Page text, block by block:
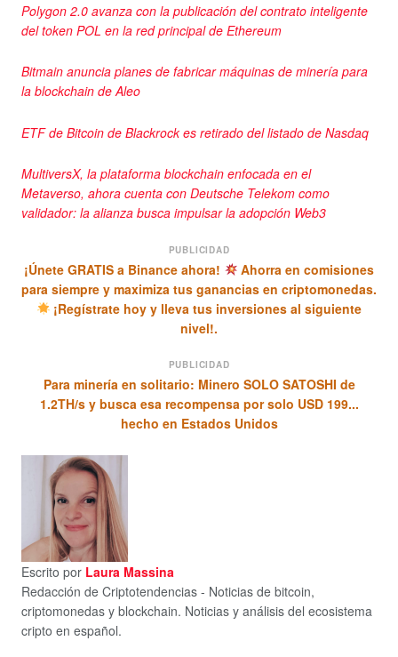
Polygon 2.0 avanza con la publicación del contrato inteligente
del token POL en la red principal de Ethereum
Bitmain anuncia planes de fabricar máquinas de minería para
la blockchain de Aleo
ETF de Bitcoin de Blackrock es retirado del listado de Nasdaq
MultiversX, la plataforma blockchain enfocada en el
Metaverso, ahora cuenta con Deutsche Telekom como
validador: la alianza busca impulsar la adopción Web3
PUBLICIDAD
¡Únete GRATIS a Binance ahora!
Ahorra en comisiones
para siempre y maximiza tus ganancias en criptomonedas.
¡Regístrate hoy y lleva tus inversiones al siguiente
nivel!.
PUBLICIDAD
Para minería en solitario: Minero SOLO SATOSHI de
1.2TH/s y busca esa recompensa por solo USD 199...
hecho en Estados Unidos
Escrito por Laura Massina
Redacción de Criptotendencias - Noticias de bitcoin,
criptomonedas y blockchain. Noticias y análisis del ecosistema
cripto en español.